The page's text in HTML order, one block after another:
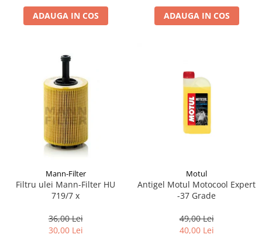
ADAUGA IN COS ADAUGA IN COS
Mann-Filter
Filtru ulei Mann-Filter HU
719/7 x
36,00 Lei
30,00 Lei
Motul
Antigel Motul Motocool Expert
-37 Grade
49,00 Lei
40,00 Lei